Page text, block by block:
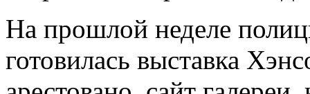
На прошлой неделе
готовилась выставка